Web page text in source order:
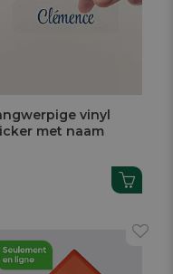
vinyl
met naam